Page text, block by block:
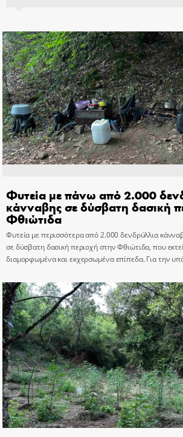
Φυτεία με πάνω από 2.000
κάνναβης σε δύσβατη δασική
Φθιώτιδα
Φυτεία με περισσότερα από 2.000 δενδρύλλια
σε δύσβατη δασική περιοχή στην Φθιώτιδα, που
διαμορφωμένα και εκχερσωμένα επίπεδα. Για την